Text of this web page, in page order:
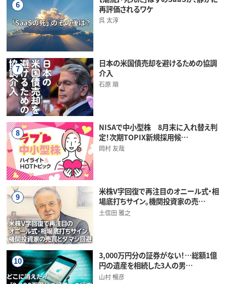
6
再評価されるワケ
呉 太淳
7
日本の米国債売却を避けるための協調
介入
石原 順
8
NISAで中小型株 8月末に入れ替え判
定！次期TOPIX新規採用候…
岡村 友哉
9
米株V字回復で再注目のオニール式・相
場底打ちサイン。機関投資家の売…
土信田 雅之
10
3,000万円分の証券がない！…総額1億
円の遺産を相続した3人の男…
山村 暢彦